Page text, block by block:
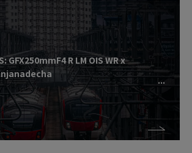
GFX250mmF4 R LM OIS WR x